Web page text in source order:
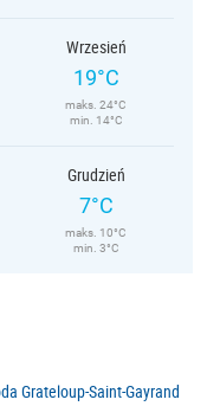
Wrzesień
19°C
maks. 24°C
min. 14°C
Grudzień
7°C
maks. 10°C
min. 3°C
Grateloup-Saint-Gayrand